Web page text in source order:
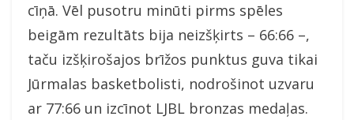
cīņā. Vēl pusotru minūti pirms spēles
beigām rezultāts bija neizšķirts – 66:66 –,
taču izšķirošajos brīžos punktus guva tikai
Jūrmalas basketbolisti, nodrošinot uzvaru
ar 77:66 un izcīnot LJBL bronzas medaļas.